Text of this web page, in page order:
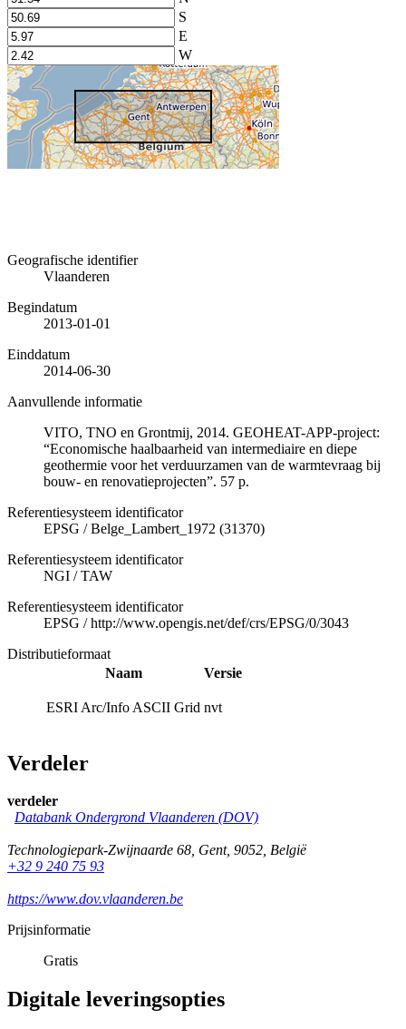
S
E
W
Geografische identifier
Vlaanderen
Begindatum
2013-01-01
Einddatum
2014-06-30
Aanvullende informatie
VITO, TNO en Grontmij, 2014. GEOHEAT-APP-project:
“Economische haalbaarheid van intermediaire en diepe
geothermie voor het verduurzamen van de warmtevraag bij
bouw- en renovatieprojecten”. 57 p.
Referentiesysteem identificator
EPSG /Belge_Lambert_1972 (31370)
Referentiesysteem identificator
NGI /TAW
Referentiesysteem identificator
EPSG /http://www.opengis.net/def/crs/EPSG/0/3043
Distributieformaat
Naam
Versie
ESRI Arc/Info ASCII Grid nvt
Verdeler
verdeler
Databank Ondergrond Vlaanderen (DOV)
Technologiepark-Zwijnaarde 68, Gent, 9052, België
+32 9 240 75 93
https://www.dov.vlaanderen.be
Prijsinformatie
Gratis
Digitale leveringsopties